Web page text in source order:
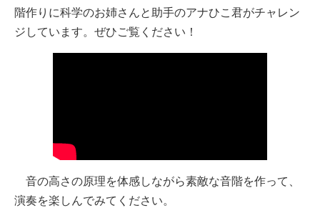
階作りに科学のお姉さんと助手のアナひこ君がチャレン
ジしています。ぜひご覧ください！
音の高さの原理を体感しながら素敵な音階を作って、
演奏を楽しんでみてください。